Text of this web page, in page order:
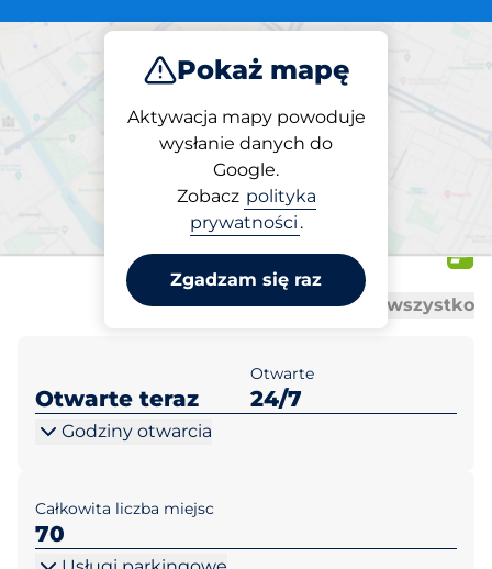
Pokaż mapę
Aktywacja mapy powoduje
wysłanie danych do
Google.
Zobacz polityka
prywatności .
Zgadzam się raz
Parkuj
Parking na miejscu
Biedronka Rawicz ul.
Piłsudskiego 8
Otwórz wszystkoZamknij wszystko
Otwarte teraz
Otwarte
24/7
Godziny otwarcia
Całkowita liczba miejsc
70